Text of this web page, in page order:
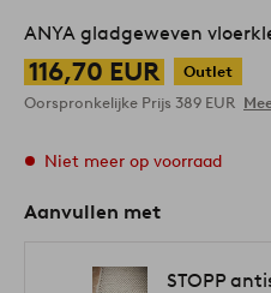
ANYA gladgeweven
116,70 EUR
Outlet
Oorspronkelijke Prijs 389 EUR
Niet meer op voorraad
Aanvullen met
STOPP